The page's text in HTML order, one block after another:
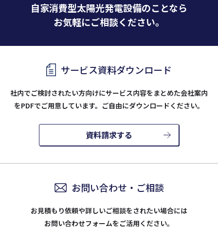
自家消費型太陽光発電設備のことなら
お気軽にご相談ください。
サービス資料ダウンロード
社内でご検討されたい方向けにサービス内容をまとめた会社案内
をPDFでご用意しています。ご自由にダウンロードください。
資料請求する
お問い合わせ・ご相談
お見積もり依頼や詳しいご相談をされたい場合には
お問い合わせフォームをご活用ください。